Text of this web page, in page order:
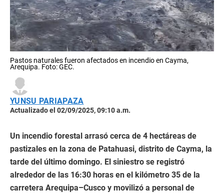
Pastos naturales fueron afectados en incendio en Cayma,
Arequipa. Foto: GEC.
YUNSU PARIAPAZA
Actualizado el 02/09/2025, 09:10 a.m.
Un incendio forestal arrasó cerca de 4 hectáreas de
pastizales en la zona de Patahuasi, distrito de Cayma, la
tarde del último domingo. El siniestro se registró
alrededor de las 16:30 horas en el kilómetro 35 de la
carretera Arequipa–Cusco y movilizó a personal de